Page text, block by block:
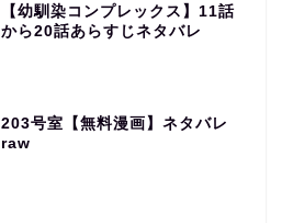
【幼馴染コンプレックス】11話
から20話あらすじネタバレ
203号室【無料漫画】ネタバレ
raw